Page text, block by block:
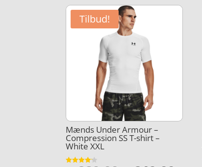
Tilbud!
Mænds Under Armour –
Compression SS T-shirt –
White XXL